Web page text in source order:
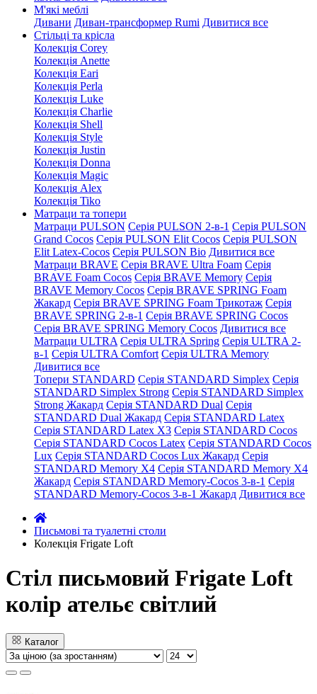
М'які меблі
Дивани Диван-трансформер Rumi Дивитися все
Стільці та крісла
Колекція Corey
Колекція Anette
Колекція Eari
Колекція Perla
Колекція Luke
Колекція Charlie
Колекція Shell
Колекція Style
Колекція Justin
Колекція Donna
Колекція Magic
Колекція Alex
Колекція Tiko
Матраци та топери
Матраци PULSON Серія PULSON 2-в-1 Серія PULSON
Grand Cocos Серія PULSON Elit Cocos Серія PULSON
Elit Latex-Cocos Серія PULSON Bio Дивитися все
Матраци BRAVE Серія BRAVE Ultra Foam Серія
BRAVE Foam Cocos Серія BRAVE Memory Серія
BRAVE Memory Cocos Серія BRAVE SPRING Foam
Жакард Серія BRAVE SPRING Foam Трикотаж Серія
BRAVE SPRING 2-в-1 Серія BRAVE SPRING Cocos
Серія BRAVE SPRING Memory Cocos Дивитися все
Матраци ULTRA Серія ULTRA Spring Серія ULTRA 2-
в-1 Серія ULTRA Comfort Серія ULTRA Memory
Дивитися все
Топери STANDARD Серія STANDARD Simplex Серія
STANDARD Simplex Strong Серія STANDARD Simplex
Strong Жакард Серія STANDARD Dual Серія
STANDARD Dual Жакард Серія STANDARD Latex
Серія STANDARD Latex X3 Серія STANDARD Cocos
Серія STANDARD Cocos Latex Серія STANDARD Cocos
Lux Серія STANDARD Cocos Lux Жакард Серія
STANDARD Memory X4 Серія STANDARD Memory X4
Жакард Серія STANDARD Memory-Cocos 3-в-1 Серія
STANDARD Memory-Cocos 3-в-1 Жакард Дивитися все
Письмові та туалетні столи
Колекція Frigate Loft
Стіл письмовий Frigate Loft
колір ательє світлий
Каталог